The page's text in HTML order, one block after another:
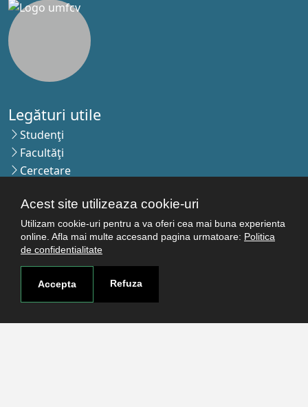
Acest site utilizeaza cookie-uri
Utilizam cookie-uri pentru a va oferi cea mai buna experienta
online. Afla mai multe accesand pagina urmatoare: Politica
de confidentialitate
Accepta Refuza
Legături utile
Studenţi
Facultăţi
Cercetare
Politica de confidenţialitate
Autentificare
Contact